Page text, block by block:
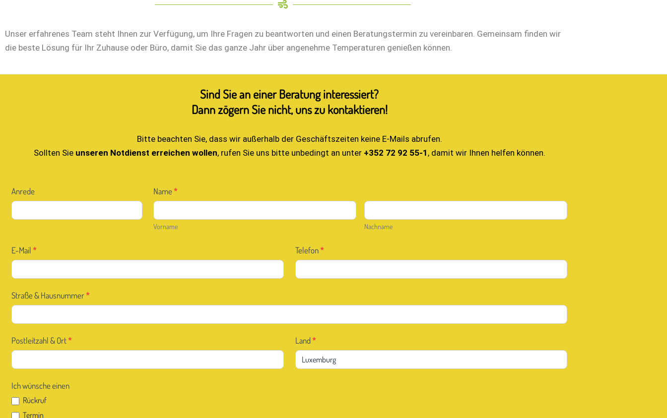
Unser erfahrenes Team steht Ihnen zur Verfügung, um Ihre Fragen zu beantworten und einen Beratungstermin zu vereinbaren. Gemeinsam finden wir
die beste Lösung für Ihr Zuhause oder Büro, damit Sie das ganze Jahr über angenehme Temperaturen genießen können.
Sind Sie an einer Beratung interessiert?
Dann zögern Sie nicht, uns zu kontaktieren!
Bitte beachten Sie, dass wir außerhalb der Geschäftszeiten keine E-Mails abrufen.
Sollten Sieunseren Notdienst erreichen wollen, rufen Sie uns bitte unbedingt an unter +352 72 92 55-1 , damit wir Ihnen helfen können.
Kontakt
D
Anrede Name*
Vorname
Vorname
Nachname
Nachname
E-Mail* Telefon*
Straße & Hausnummer*
Postleitzahl & Ort* Land*
Ich wünsche einen
Rückruf
Termin